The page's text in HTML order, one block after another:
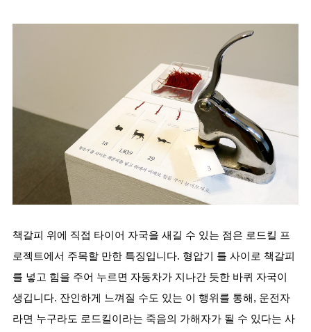
책갈피 위에 직접 타이어 자국을 새길 수 있는 점은 로드킬 프
로젝트에서 주목할 만한 특징입니다. 형압기 틀 사이로 책갈피
를 넣고 힘을 주어 누르면 자동차가 지나간 듯한 바퀴 자국이
생깁니다. 잔인하게 느껴질 수도 있는 이 행위를 통해, 운전자
라면 누구라도 로드킬이라는 죽음의 가해자가 될 수 있다는 사